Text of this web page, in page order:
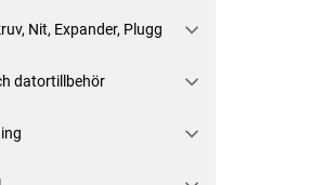
Nit, Expander, Plugg
datortillbehör